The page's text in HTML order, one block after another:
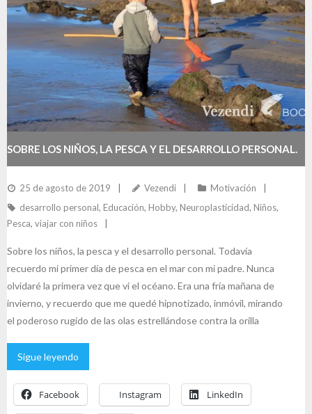
SOBRE LOS NIÑOS, LA PESCA Y EL DESARROLLO PERSONAL.
25 de agosto de 2019 Vezendi
Motivación
desarrollo personal, Educación, Hobby, Neuroplasticidad, Niños,
Pesca, viajar con niños
Sobre los niños, la pesca y el desarrollo personal. Todavía
recuerdo mi primer día de pesca en el mar con mi padre. Nunca
olvidaré la primera vez que vi el océano. Era una fría mañana de
invierno, y recuerdo que me quedé hipnotizado, inmóvil, mirando
el poderoso rugido de las olas estrellándose contra la orilla
Sigue leyendo
Facebook Instagram LinkedIn